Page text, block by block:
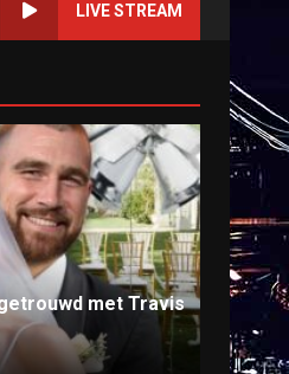
LIVE STREAM
aan om
Anti-
9